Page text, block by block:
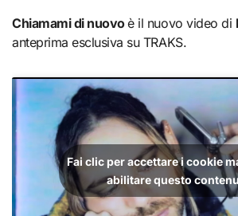
Chiamami di nuovoè il nuovo video di
anteprima esclusiva su TRAKS.
Fai clic per accettare i cookie
abilitare questo